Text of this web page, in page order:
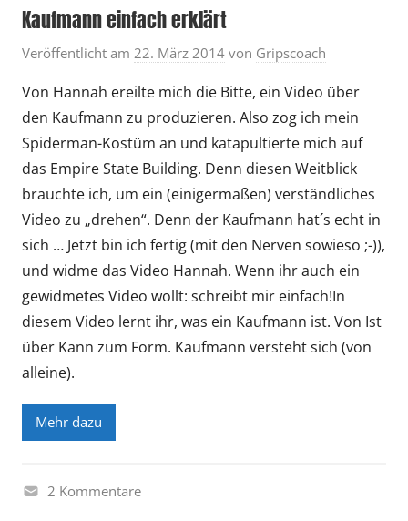
Kaufmann einfach erklärt
Veröffentlicht am 22. März 2014 von Gripscoach
Von Hannah ereilte mich die Bitte, ein Video über
den Kaufmann zu produzieren. Also zog ich mein
Spiderman-Kostüm an und katapultierte mich auf
das Empire State Building. Denn diesen Weitblick
brauchte ich, um ein (einigermaßen) verständliches
Video zu „drehen“. Denn der Kaufmann hat´s echt in
sich … Jetzt bin ich fertig (mit den Nerven sowieso ;-)),
und widme das Video Hannah. Wenn ihr auch ein
gewidmetes Video wollt: schreibt mir einfach!In
diesem Video lernt ihr, was ein Kaufmann ist. Von Ist
über Kann zum Form. Kaufmann versteht sich (von
alleine).
Mehr dazu
2 Kommentare